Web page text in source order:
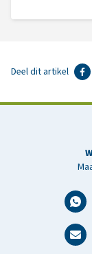
Deel dit artikel